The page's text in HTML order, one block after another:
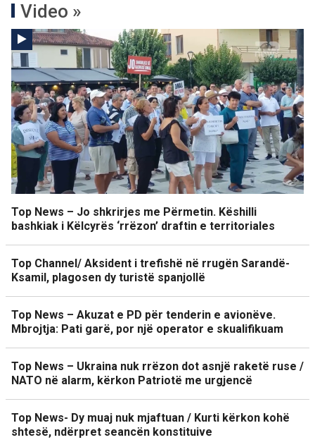
Video »
Top News – Jo shkrirjes me Përmetin. Këshilli
bashkiak i Këlcyrës ‘rrëzon’ draftin e territoriales
Top Channel/ Aksident i trefishë në rrugën Sarandë-
Ksamil, plagosen dy turistë spanjollë
Top News – Akuzat e PD për tenderin e avionëve.
Mbrojtja: Pati garë, por një operator e skualifikuam
Top News – Ukraina nuk rrëzon dot asnjë raketë ruse /
NATO në alarm, kërkon Patriotë me urgjencë
Top News- Dy muaj nuk mjaftuan / Kurti kërkon kohë
shtesë, ndërpret seancën konstituive